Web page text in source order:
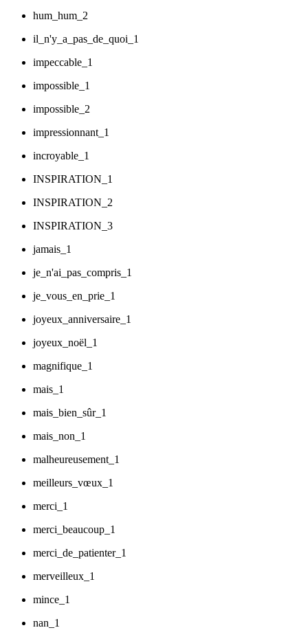
hum_hum_2
il_n'y_a_pas_de_quoi_1
impeccable_1
impossible_1
impossible_2
impressionnant_1
incroyable_1
INSPIRATION_1
INSPIRATION_2
INSPIRATION_3
jamais_1
je_n'ai_pas_compris_1
je_vous_en_prie_1
joyeux_anniversaire_1
joyeux_noël_1
magnifique_1
mais_1
mais_bien_sûr_1
mais_non_1
malheureusement_1
meilleurs_vœux_1
merci_1
merci_beaucoup_1
merci_de_patienter_1
merveilleux_1
mince_1
nan_1